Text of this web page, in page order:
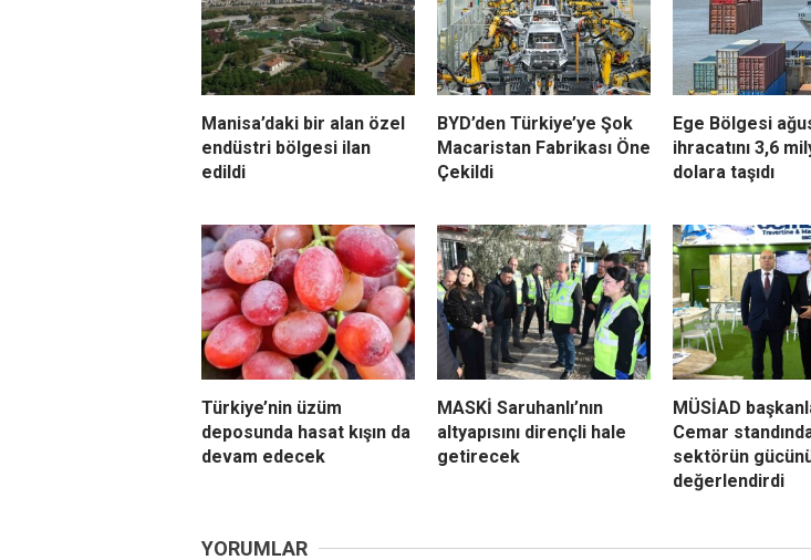
Manisa’daki bir alan özel
endüstri bölgesi ilan
edildi
BYD’den Türkiye’ye Şok
Macaristan Fabrikası Öne
Çekildi
Ege Bölgesi
ihracatını 3,6
dolara taşıdı
Türkiye’nin üzüm
deposunda hasat kışın da
devam edecek
MASKİ Saruhanlı’nın
altyapısını dirençli hale
getirecek
MÜSİAD
Cemar
sektörün
değerlendirdi
YORUMLAR